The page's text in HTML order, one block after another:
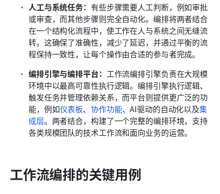
人工与系统任务： 有些步骤需要人工判断，例如审批
或审查，而其他步骤则完全自动化。编排将两者结合
在一个结构化流程中，使工作在人与系统之间无缝流
转。这确保了准确性，减少了延迟，并通过平衡的流
程保持一致性，让每个操作由合适的参与者完成。
编排引擎与编排平台： 工作流编排引擎负责在大规模
环境中以最高可靠性执行逻辑。编排引擎执行逻辑、
触发任务并管理依赖关系，而平台则提供更广泛的功
能，例如仪表板、 协作功能、AI驱动的自动化以及集
成层。两者结合，构建了一个完整的编排环境，支持
各类规模团队的技术工作流和面向业务的运营。
工作流编排的关键用例